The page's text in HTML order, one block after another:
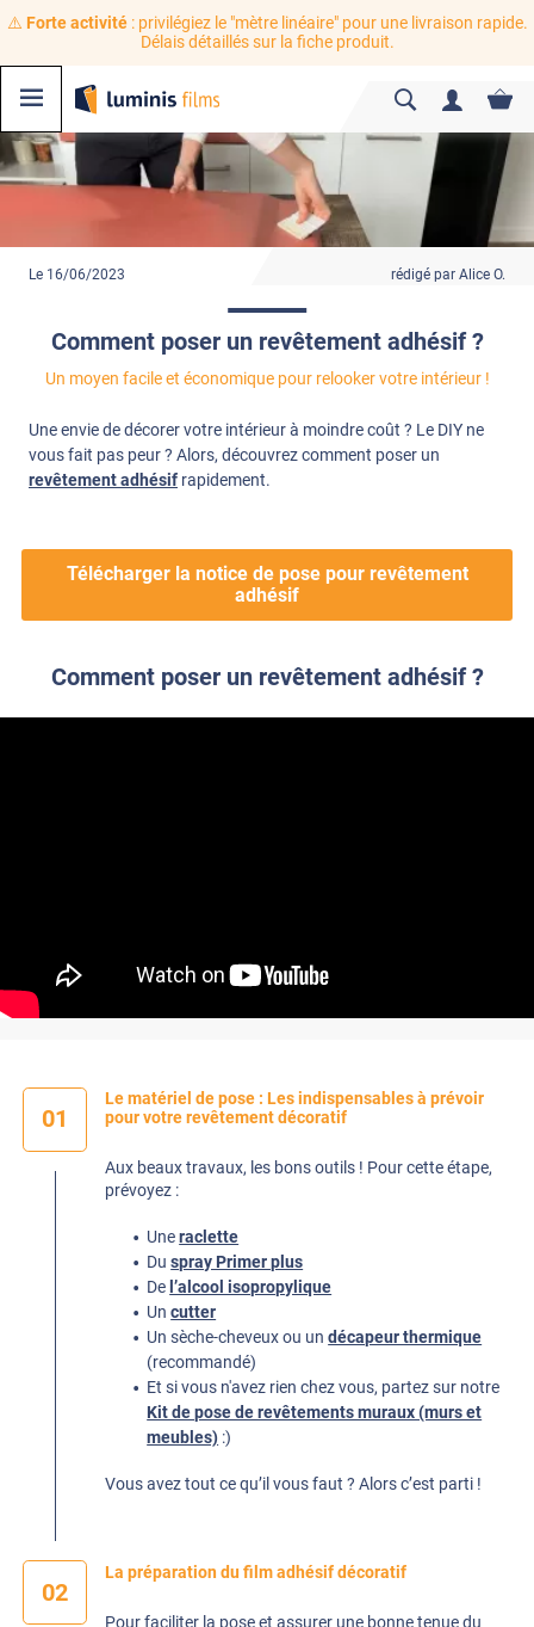
⚠️ Forte activité: privilégiez le "mètre linéaire" pour une livraison rapide.
Délais détaillés sur la fiche produit.
Le 16/06/2023 rédigé par Alice O.
Comment poser un revêtement adhésif ?
Un moyen facile et économique pour relooker votre intérieur !
Une envie de décorer votre intérieur à moindre coût ? Le DIY ne
vous fait pas peur ? Alors, découvrez comment poser un
revêtement adhésif rapidement.
Télécharger la notice de pose pour revêtement
adhésif
Comment poser un revêtement adhésif ?
01
Le matériel de pose : Les indispensables à prévoir
pour votre revêtement décoratif
Aux beaux travaux, les bons outils ! Pour cette étape,
prévoyez :
Uneraclette
Duspray Primer plus
De l’alcool isopropylique
Uncutter
Un sèche-cheveux ou undécapeur thermique
(recommandé)
Et si vous n'avez rien chez vous, partez sur notre
Kit de pose de revêtements muraux (murs et
meubles) :)
Vous avez tout ce qu’il vous faut ? Alors c’est parti !
02
La préparation du film adhésif décoratif
Pour faciliter la pose et assurer une bonne tenue du